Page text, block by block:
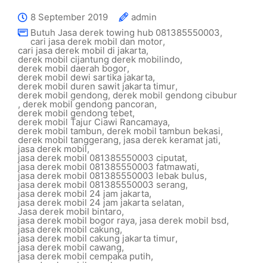
8 September 2019
admin
Butuh Jasa derek towing hub 081385550003,
cari jasa derek mobil dan motor,
cari jasa derek mobil di jakarta,
derek mobil cijantung derek mobilindo,
derek mobil daerah bogor,
derek mobil dewi sartika jakarta,
derek mobil duren sawit jakarta timur,
derek mobil gendong, derek mobil gendong cibubur
, derek mobil gendong pancoran,
derek mobil gendong tebet,
derek mobil Tajur Ciawi Rancamaya,
derek mobil tambun, derek mobil tambun bekasi,
derek mobil tanggerang, jasa derek keramat jati,
jasa derek mobil,
jasa derek mobil 081385550003 ciputat,
jasa derek mobil 081385550003 fatmawati,
jasa derek mobil 081385550003 lebak bulus,
jasa derek mobil 081385550003 serang,
jasa derek mobil 24 jam jakarta,
jasa derek mobil 24 jam jakarta selatan,
Jasa derek mobil bintaro,
jasa derek mobil bogor raya, jasa derek mobil bsd,
jasa derek mobil cakung,
jasa derek mobil cakung jakarta timur,
jasa derek mobil cawang,
jasa derek mobil cempaka putih,